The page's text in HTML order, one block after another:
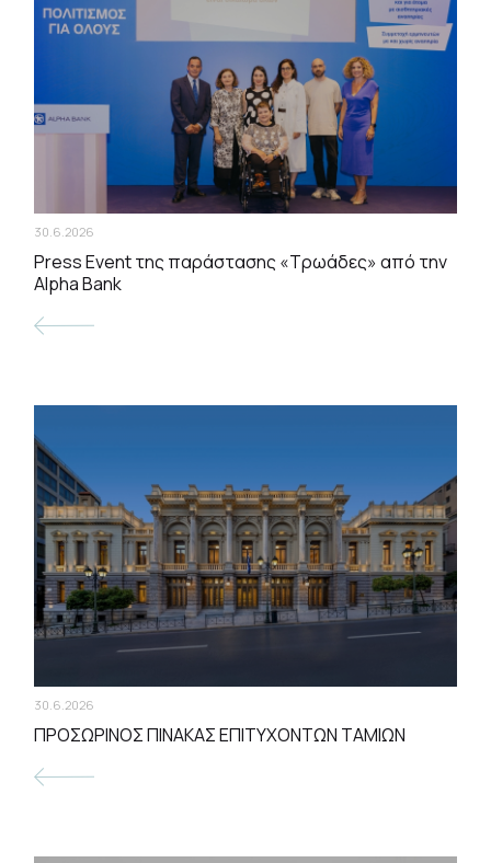
30.6.2026
Press Event της παράστασης «Τρωάδες» από την
Alpha Bank
30.6.2026
ΠΡΟΣΩΡΙΝΟΣ ΠΙΝΑΚΑΣ ΕΠΙΤΥΧΟΝΤΩΝ ΤΑΜΙΩΝ